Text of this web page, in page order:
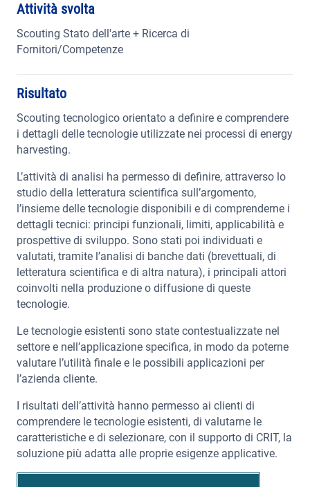
Attività svolta
Scouting Stato dell'arte + Ricerca di
Fornitori/Competenze
Risultato
Scouting tecnologico orientato a definire e comprendere
i dettagli delle tecnologie utilizzate nei processi di energy
harvesting.
L’attività di analisi ha permesso di definire, attraverso lo
studio della letteratura scientifica sull’argomento,
l’insieme delle tecnologie disponibili e di comprenderne i
dettagli tecnici: principi funzionali, limiti, applicabilità e
prospettive di sviluppo. Sono stati poi individuati e
valutati, tramite l’analisi di banche dati (brevettuali, di
letteratura scientifica e di altra natura), i principali attori
coinvolti nella produzione o diffusione di queste
tecnologie.
Le tecnologie esistenti sono state contestualizzate nel
settore e nell’applicazione specifica, in modo da poterne
valutare l’utilità finale e le possibili applicazioni per
l’azienda cliente.
I risultati dell’attività hanno permesso ai clienti di
comprendere le tecnologie esistenti, di valutarne le
caratteristiche e di selezionare, con il supporto di CRIT, la
soluzione più adatta alle proprie esigenze applicative.